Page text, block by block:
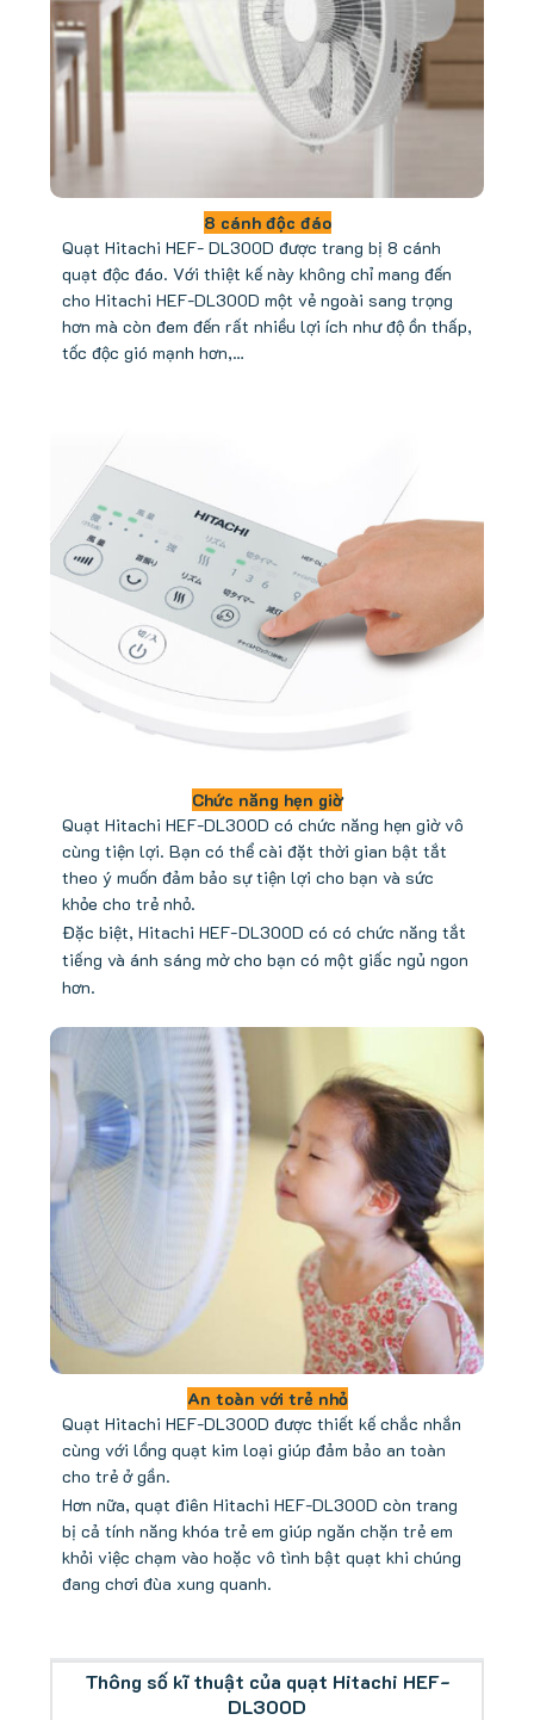
8 cánh độc đáo
Quạt Hitachi HEF- DL300D được trang bị 8 cánh
quạt độc đáo. Với thiệt kế này không chỉ mang đến
cho Hitachi HEF-DL300D một vẻ ngoài sang trọng
hơn mà còn đem đến rất nhiều lợi ích như độ ồn thấp,
tốc độc gió mạnh hơn,…
Chức năng hẹn giờ
Quạt Hitachi HEF-DL300D có chức năng hẹn giờ vô
cùng tiện lợi. Bạn có thể cài đặt thời gian bật tắt
theo ý muốn đảm bảo sự tiện lợi cho bạn và sức
khỏe cho trẻ nhỏ.
Đặc biệt, Hitachi HEF-DL300D có có chức năng tắt
tiếng và ánh sáng mờ cho bạn có một giấc ngủ ngon
hơn.
An toàn với trẻ nhỏ
Quạt Hitachi HEF-DL300D được thiết kế chắc nhắn
cùng với lồng quạt kim loại giúp đảm bảo an toàn
cho trẻ ở gần.
Hơn nữa, quạt điên Hitachi HEF-DL300D còn trang
bị cả tính năng khóa trẻ em giúp ngăn chặn trẻ em
khỏi việc chạm vào hoặc vô tình bật quạt khi chúng
đang chơi đùa xung quanh.
Thông số kĩ thuật của quạt Hitachi HEF-
DL300D